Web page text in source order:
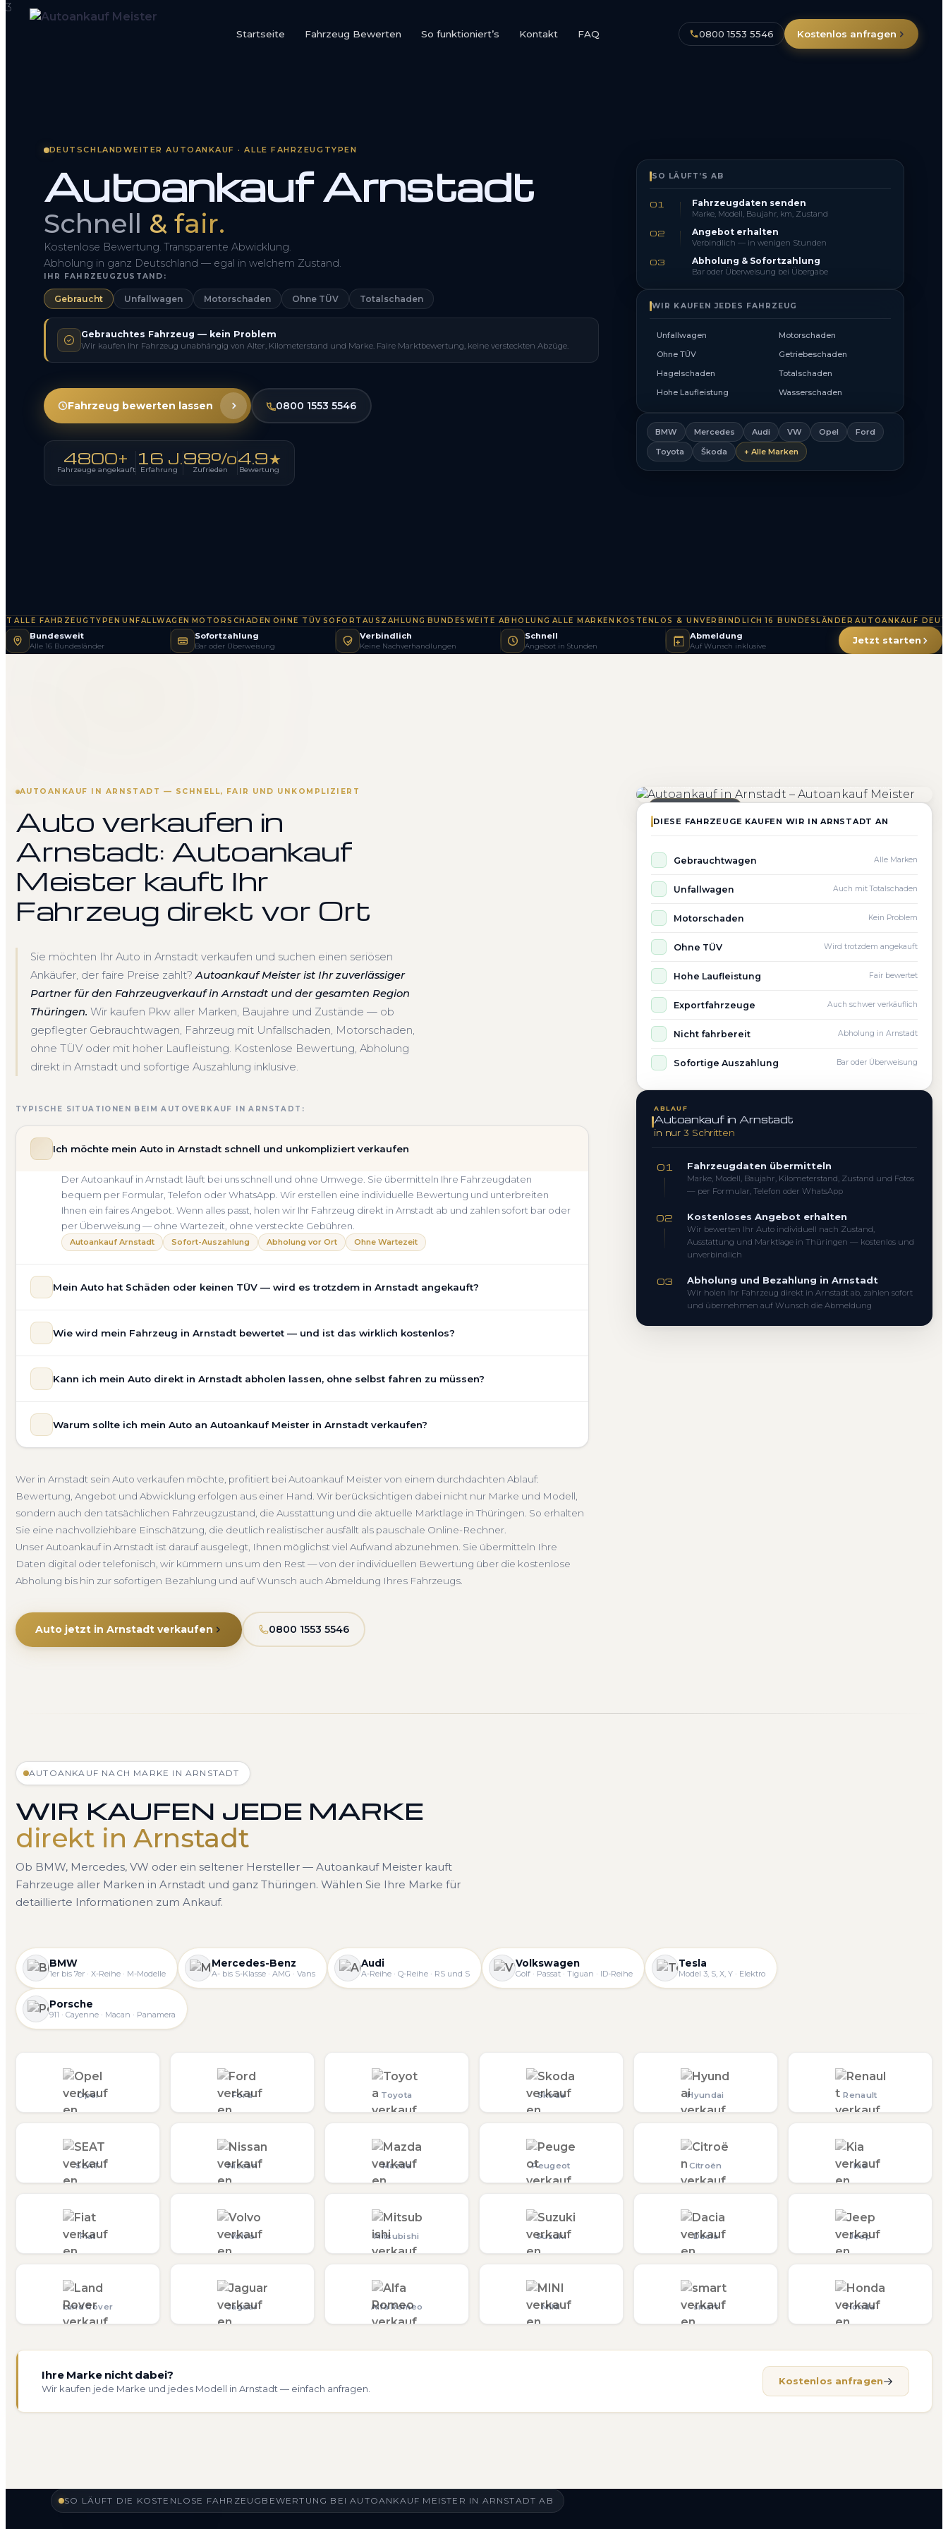
Startseite Fahrzeug Bewerten So funktioniert’s Kontakt FAQ 0800 1553 5546 Kostenlos anfragen
So funktioniert’s
Kostenlos anfragen
DEUTSCHLANDWEITER AUTOANKAUF · ALLE FAHRZEUGTYPEN
Autoankauf Arnstadt
Schnell & fair.
Kostenlose Bewertung. Transparente Abwicklung.
Abholung in ganz Deutschland — egal in welchem Zustand.
IHR FAHRZEUGZUSTAND:
Gebraucht Unfallwagen Motorschaden Ohne TÜV Totalschaden
Gebrauchtes Fahrzeug — kein Problem
Wir kaufen Ihr Fahrzeug unabhängig von Alter, Kilometerstand und Marke. Faire Marktbewertung, keine versteckten Abzüge.
Fahrzeug bewerten lassen 0800 1553 5546
4800+
Fahrzeuge angekauft
16 J.
Erfahrung
98%
Zufrieden
4.9★
Bewertung
SO LÄUFT’S AB
01 Fahrzeugdaten senden
Marke, Modell, Baujahr, km, Zustand
02 Angebot erhalten
Verbindlich — in wenigen Stunden
03 Abholung & Sofortzahlung
Bar oder Überweisung bei Übergabe
WIR KAUFEN JEDES FAHRZEUG
Unfallwagen
Motorschaden
Ohne TÜV
Getriebeschaden
Hagelschaden
Totalschaden
Hohe Laufleistung
Wasserschaden
BMW Mercedes Audi VW Opel
Ford
Toyota
Škoda + Alle Marken
FAHRZEUGTYPEN ·UNFALLWAGEN ·MOTORSCHADEN ·OHNE TÜV·SOFORTAUSZAHLUNG BUNDESWEITE ABHOLUNG ALLE MARKEN·KOSTENLOS & UNVERBINDLICH·16 BUNDESLÄNDER·AUTOANKAUF
Bundesweit
Alle 16 Bundesländer
Sofortzahlung
Bar oder Überweisung
Verbindlich
Keine Nachverhandlungen
Schnell
Angebot in Stunden
Abmeldung
Auf Wunsch inklusive Jetzt starten
AUTOANKAUF IN ARNSTADT — SCHNELL, FAIR UND UNKOMPLIZIERT
Auto verkaufen in
Arnstadt: Autoankauf
Meister kauft Ihr
Fahrzeug direkt vor Ort
Sie möchten Ihr Auto in Arnstadt verkaufen und suchen einen seriösen
Ankäufer, der faire Preise zahlt?Autoankauf Meister ist Ihr zuverlässiger
Partner für den Fahrzeugverkauf in Arnstadt und der gesamten Region
Thüringen. Wir kaufen Pkw aller Marken, Baujahre und Zustände — ob
gepflegter Gebrauchtwagen, Fahrzeug mit Unfallschaden, Motorschaden,
ohne TÜV oder mit hoher Laufleistung. Kostenlose Bewertung, Abholung
direkt in Arnstadt und sofortige Auszahlung inklusive.
TYPISCHE SITUATIONEN BEIM AUTOVERKAUF IN ARNSTADT:
Ich möchte mein Auto in Arnstadt schnell und unkompliziert verkaufen
Der Autoankauf in Arnstadt läuft bei uns schnell und ohne Umwege. Sie übermitteln Ihre Fahrzeugdaten
bequem per Formular, Telefon oder WhatsApp. Wir erstellen eine individuelle Bewertung und unterbreiten
Ihnen ein faires Angebot. Wenn alles passt, holen wir Ihr Fahrzeug direkt in Arnstadt ab und zahlen sofort bar oder
per Überweisung — ohne Wartezeit, ohne versteckte Gebühren.
Autoankauf Arnstadt Sofort-Auszahlung Abholung vor Ort Ohne Wartezeit
Mein Auto hat Schäden oder keinen TÜV — wird es trotzdem in Arnstadt angekauft?
allgemeinem Reparaturbedarf direkt in Arnstadt an. Der Zustand Ihres Fahrzeugs fließt transparent in unsere
Unfallwagen Arnstadt Motorschaden Ohne TÜV Getriebeschaden Faire Bewertung
Wie wird mein Fahrzeug in Arnstadt bewertet — und ist das wirklich kostenlos?
Marke, Modell, Baujahr, Kilometerstand, Ausstattung, Pflegezustand und die aktuelle Marktlage. So erhalten Sie
Kostenlose Bewertung Marktwert Arnstadt Unverbindlich Seriöse Einschätzung
Kann ich mein Auto direkt in Arnstadt abholen lassen, ohne selbst fahren zu müssen?
— egal ob zu Hause, am Arbeitsplatz oder an einem Treffpunkt Ihrer Wahl in Arnstadt und Umgebung. Auch nicht
Warum sollte ich mein Auto an Autoankauf Meister in Arnstadt verkaufen?
verbindliches Angebot und auf Wunsch den kompletten Service von der Abholung bis zur Abmeldung. Über
4.800 zufriedene Kunden sprechen für sich.
Seit 2010 4.800+ Ankäufe Komplettservice Thüringen
Wer in Arnstadt sein Auto verkaufen möchte, profitiert bei Autoankauf Meister von einem durchdachten Ablauf:
Bewertung, Angebot und Abwicklung erfolgen aus einer Hand. Wir berücksichtigen dabei nicht nur Marke und Modell,
sondern auch den tatsächlichen Fahrzeugzustand, die Ausstattung und die aktuelle Marktlage in Thüringen. So erhalten
Sie eine nachvollziehbare Einschätzung, die deutlich realistischer ausfällt als pauschale Online-Rechner.
Unser Autoankauf in Arnstadt ist darauf ausgelegt, Ihnen möglichst viel Aufwand abzunehmen. Sie übermitteln Ihre
Daten digital oder telefonisch, wir kümmern uns um den Rest — von der individuellen Bewertung über die kostenlose
Abholung bis hin zur sofortigen Bezahlung und auf Wunsch auch Abmeldung Ihres Fahrzeugs.
Auto jetzt in Arnstadt verkaufen 0800 1553 5546
DIESE FAHRZEUGE KAUFEN WIR IN ARNSTADT AN
Gebrauchtwagen Alle Marken
Unfallwagen Auch mit Totalschaden
Motorschaden Kein Problem
Ohne TÜV Wird trotzdem angekauft
Hohe Laufleistung Fair bewertet
Exportfahrzeuge Auch schwer verkäuflich
Nicht fahrbereit Abholung in Arnstadt
Sofortige Auszahlung Bar oder Überweisung
ABLAUF
Autoankauf in Arnstadt
in nur 3 Schritten
01 Fahrzeugdaten übermitteln
Marke, Modell, Baujahr, Kilometerstand, Zustand und Fotos
— per Formular, Telefon oder WhatsApp
02 Kostenloses Angebot erhalten
Wir bewerten Ihr Auto individuell nach Zustand,
Ausstattung und Marktlage in Thüringen — kostenlos und
unverbindlich
03 Abholung und Bezahlung in Arnstadt
Wir holen Ihr Fahrzeug direkt in Arnstadt ab, zahlen sofort
und übernehmen auf Wunsch die Abmeldung
AUTOANKAUF NACH MARKE IN ARNSTADT
WIR KAUFEN JEDE MARKE
direkt in Arnstadt
Ob BMW, Mercedes, VW oder ein seltener Hersteller — Autoankauf Meister kauft
Fahrzeuge aller Marken in Arnstadt und ganz Thüringen. Wählen Sie Ihre Marke für
detaillierte Informationen zum Ankauf.
BMW
1er bis 7er · X-Reihe · M-Modelle
Mercedes-Benz
A- bis S-Klasse · AMG · Vans
Audi
A-Reihe · Q-Reihe · RS und S
Volkswagen
Golf · Passat · Tiguan · ID-Reihe
Tesla
Model 3, S, X, Y · Elektro
Porsche
911 · Cayenne · Macan · Panamera
Opel Ford Toyota Skoda Hyundai Renault
SEAT Nissan Mazda Peugeot Citroën Kia
Fiat Volvo Mitsubishi Suzuki Dacia Jeep
Land Rover Jaguar Alfa Romeo MINI smart Honda
Ihre Marke nicht dabei?
Wir kaufen jede Marke und jedes Modell in Arnstadt — einfach anfragen.
Kostenlos anfragen
SO LÄUFT DIE KOSTENLOSE FAHRZEUGBEWERTUNG BEI AUTOANKAUF MEISTER IN ARNSTADT AB